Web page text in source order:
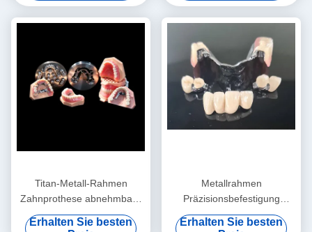
Titan-Metall-Rahmen
Zahnprothese abnehmbare
falsche Zähne
Erhalten Sie besten
Metallrahmen
Präzisionsbefestigung
Überprothese Ausnehmbare
Zahnprothese
Erhalten Sie besten